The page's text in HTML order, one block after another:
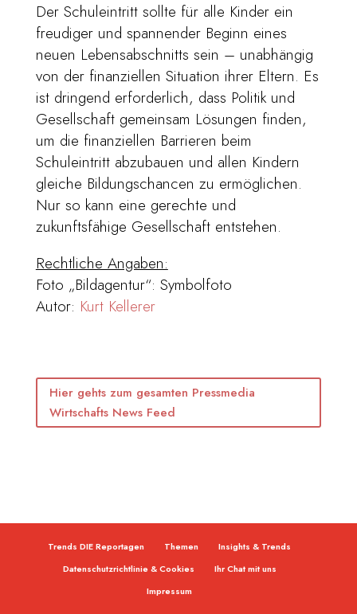
Der Schuleintritt sollte für alle Kinder ein
freudiger und spannender Beginn eines
neuen Lebensabschnitts sein – unabhängig
von der finanziellen Situation ihrer Eltern. Es
ist dringend erforderlich, dass Politik und
Gesellschaft gemeinsam Lösungen finden,
um die finanziellen Barrieren beim
Schuleintritt abzubauen und allen Kindern
gleiche Bildungschancen zu ermöglichen.
Nur so kann eine gerechte und
zukunftsfähige Gesellschaft entstehen.
Rechtliche Angaben:
Foto „Bildagentur“: Symbolfoto
Autor: Kurt Kellerer
Hier gehts zum gesamten Pressmedia
Wirtschafts News Feed
Trends DIE Reportagen Themen
Insights & Trends
Datenschutzrichtlinie & Cookies
Ihr Chat mit uns
Impressum